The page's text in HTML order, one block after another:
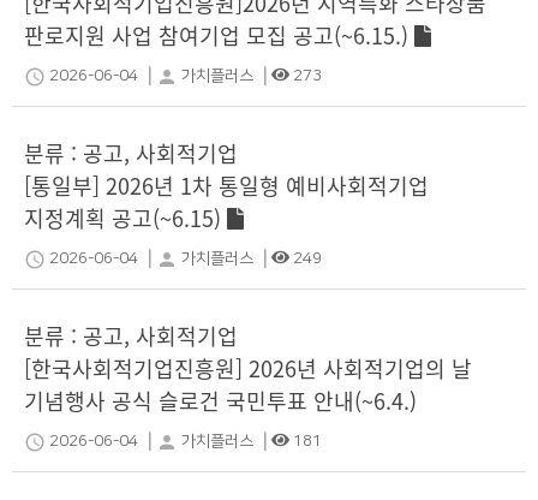
판로지원 사업 참여기업 모집 공고(~6.15.)
schedule 2026-06-04 | person 가치플러스 | 273
분류 : 공고, 사회적기업
[통일부] 2026년 1차 통일형 예비사회적기업
지정계획 공고(~6.15)
schedule 2026-06-04 | person 가치플러스 | 249
분류 : 공고, 사회적기업
[한국사회적기업진흥원] 2026년 사회적기업의 날
기념행사 공식 슬로건 국민투표 안내(~6.4.)
schedule 2026-06-04 | person 가치플러스 | 181